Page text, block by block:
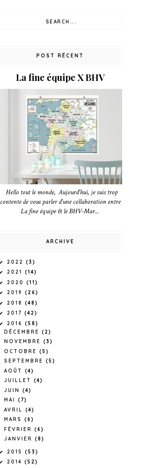
POST RÉCENT
La fine équipe X BHV
Hello tout le monde, Aujourd'hui, je suis trop
contente de vous parler d'une collaboration entre
La fine équipe & le BHV-Mar...
ARCHIVE
2022 (3)
2021 (14)
2020 (11)
2019 (26)
2018 (48)
2017 (42)
2016 (58)
DÉCEMBRE (2)
NOVEMBRE (3)
OCTOBRE (5)
SEPTEMBRE (5)
AOÛT (4)
JUILLET (4)
JUIN (4)
MAI (7)
AVRIL (4)
MARS (6)
FÉVRIER (6)
JANVIER (8)
2015 (53)
2014 (52)